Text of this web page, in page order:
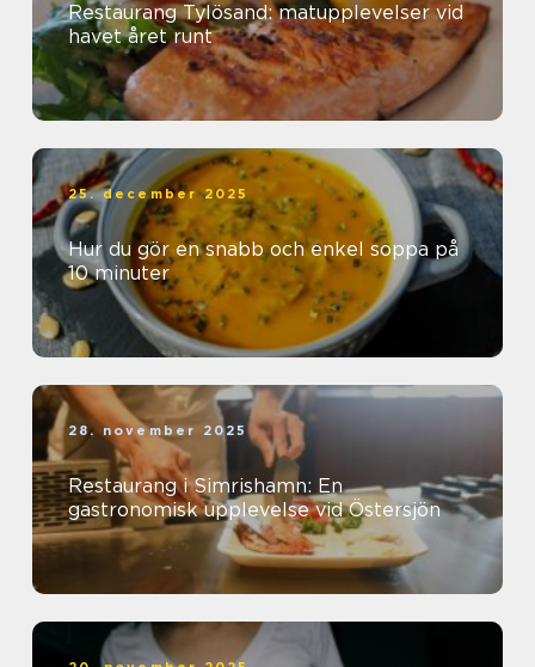
Restaurang Tylösand: matupplevelser vid
havet året runt
25. december 2025
Hur du gör en snabb och enkel soppa på
10 minuter
28. november 2025
Restaurang i Simrishamn: En
gastronomisk upplevelse vid Östersjön